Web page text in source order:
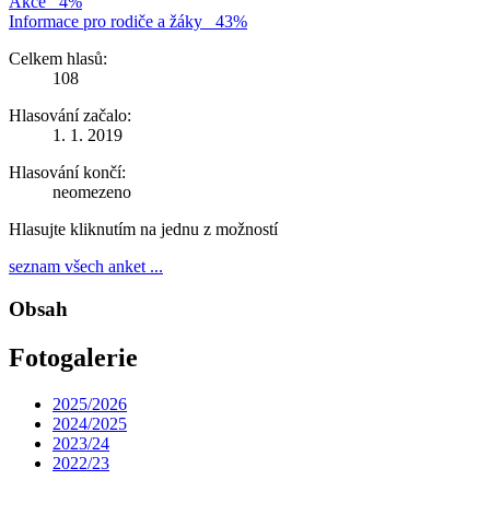
Informace pro rodiče a žáky
43%
Celkem hlasů:
108
Hlasování začalo:
1. 1. 2019
Hlasování končí:
neomezeno
Hlasujte kliknutím na jednu z možností
seznam všech anket ...
Obsah
Fotogalerie
2025/2026
2024/2025
2023/24
2022/23